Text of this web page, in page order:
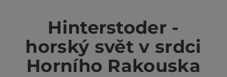
Hinterstoder -
horský svět v srdci
Horního Rakouska